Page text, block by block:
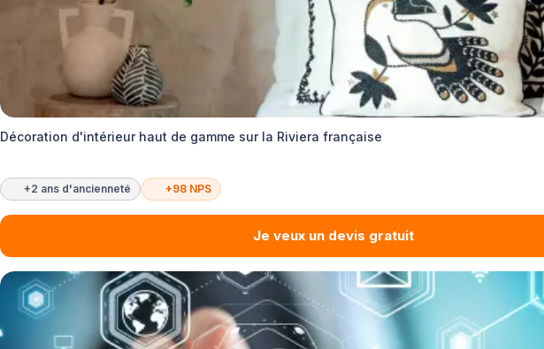
Décoration d'intérieur haut de gamme sur la Riviera française
+2 ans d'ancienneté +98 NPS
Je veux un devis gratuit